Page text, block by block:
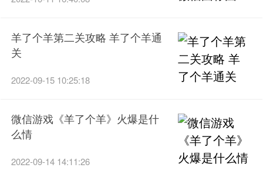
羊了个羊第二关攻略 羊了个羊通
关
2022-09-15 10:25:18
微信游戏《羊了个羊》火爆是什
么情
2022-09-14 14:11:26